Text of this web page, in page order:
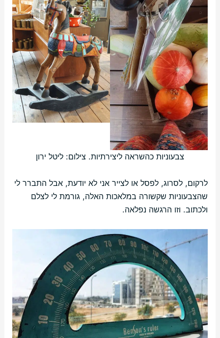
צבעוניות כהשראה ליצירתיות. צילום: ליטל ירון
לרקום, לסרוג, לפסל או לצייר אני לא יודעת, אבל התברר לי
שהצבעוניות שקשורה במלאכות האלה, גורמת לי לצלם
ולכתוב. וזו הרגשה נפלאה.